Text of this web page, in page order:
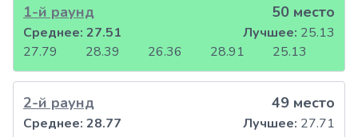
1-й раунд 50 место
27.79 28.39 26.36 28.91 25.13
Среднее: 27.51 Лучшее: 25.13
2-й раунд 49 место
Среднее: 28.77 Лучшее: 27.71